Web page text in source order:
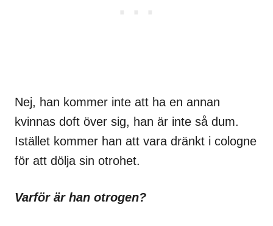
Nej, han kommer inte att ha en annan
kvinnas doft över sig, han är inte så dum.
Istället kommer han att vara dränkt i cologne
för att dölja sin otrohet.
Varför är han otrogen?